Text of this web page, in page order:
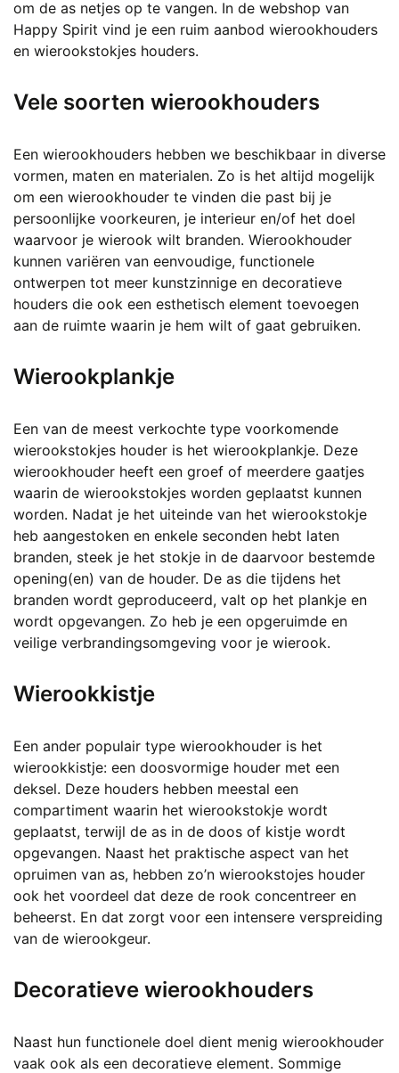
om de as netjes op te vangen. In de webshop van
Happy Spirit vind je een ruim aanbod wierookhouders
en wierookstokjes houders.
Vele soorten wierookhouders
Een wierookhouders hebben we beschikbaar in diverse
vormen, maten en materialen. Zo is het altijd mogelijk
om een wierookhouder te vinden die past bij je
persoonlijke voorkeuren, je interieur en/of het doel
waarvoor je wierook wilt branden. Wierookhouder
kunnen variëren van eenvoudige, functionele
ontwerpen tot meer kunstzinnige en decoratieve
houders die ook een esthetisch element toevoegen
aan de ruimte waarin je hem wilt of gaat gebruiken.
Wierookplankje
Een van de meest verkochte type voorkomende
wierookstokjes houder is het wierookplankje. Deze
wierookhouder heeft een groef of meerdere gaatjes
waarin de wierookstokjes worden geplaatst kunnen
worden. Nadat je het uiteinde van het wierookstokje
heb aangestoken en enkele seconden hebt laten
branden, steek je het stokje in de daarvoor bestemde
opening(en) van de houder. De as die tijdens het
branden wordt geproduceerd, valt op het plankje en
wordt opgevangen. Zo heb je een opgeruimde en
veilige verbrandingsomgeving voor je wierook.
Wierookkistje
Een ander populair type wierookhouder is het
wierookkistje: een doosvormige houder met een
deksel. Deze houders hebben meestal een
compartiment waarin het wierookstokje wordt
geplaatst, terwijl de as in de doos of kistje wordt
opgevangen. Naast het praktische aspect van het
opruimen van as, hebben zo’n wierookstojes houder
ook het voordeel dat deze de rook concentreer en
beheerst. En dat zorgt voor een intensere verspreiding
van de wierookgeur.
Decoratieve wierookhouders
Naast hun functionele doel dient menig wierookhouder
vaak ook als een decoratieve element. Sommige